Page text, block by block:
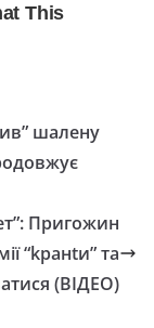
шалену
Пригожин
“kранtи” та
(ВІДЕО)